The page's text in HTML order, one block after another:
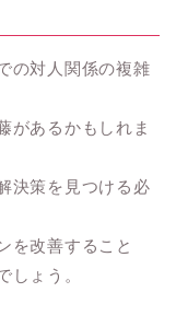
の対人関係の複雑
があるかもしれま
決策を見つける必
を改善すること
しょう。